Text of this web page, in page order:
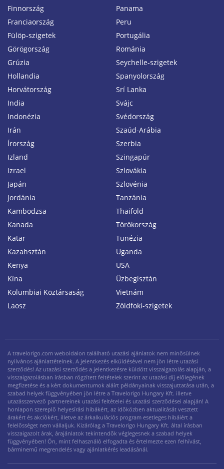
Finnország
Franciaország
Fülöp-szigetek
Görögország
Grúzia
Hollandia
Horvátország
India
Indonézia
Irán
Írország
Izland
Izrael
Japán
Jordánia
Kambodzsa
Kanada
Katar
Kazahsztán
Kenya
Kína
Kolumbiai Köztársaság
Laosz
Panama
Peru
Portugália
Románia
Seychelle-szigetek
Spanyolország
Srí Lanka
Svájc
Svédország
Szaúd-Arábia
Szerbia
Szingapúr
Szlovákia
Szlovénia
Tanzánia
Thaiföld
Törökország
Tunézia
Uganda
USA
Üzbegisztán
Vietnám
Zöldfoki-szigetek
A travelorigo.com weboldalon található utazási ajánlatok nem minősülnek
nyilvános ajánlattételnek. A jelentkezés elküldésével nem jön létre utazási
szerződés! Az utazási szerződés a jelentkezésre küldött visszaigazolás alapján, a
visszaigazolásban írásban rögzített feltételek szerint az utazási díj előlegének
megfizetése és a kért dokumentumok aláírt példányainak visszajuttatása után, a
szabad helyek függvényében jön létre a Travelorigo Hungary Kft. illetve
utazásszervező partnereinek utazási feltételei és utazási szerződései alapján! A
honlapon szereplő helyesírási hibákért, az időközben aktualitását vesztett
árakért és akciókért, illetve az árkalkulációs program esetleges hibáiért a
felelősséget nem vállaljuk. Kizárólag a Travelorigo Hungary Kft. által írásban
visszaigazolt árak, árajánlatok tekintendők véglegesnek a szabad helyek
függvényében! Ön, mint felhasználó elfogadta és értelmezte ezen felhívást,
bárminemű megrendelés vagy ajánlatkérés leadásánál.